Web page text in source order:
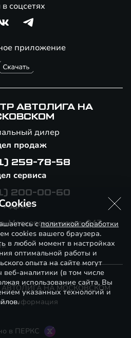
приложение
соцсетях
АВТОЛИГА НА
дилер
продаж
259-78-58
сервиса
200-00-60
Адрес
Московское шоссе, 247
АВТОЛИГА НА МОСКОВСКОМ
информация
в ПЕРКС
сполитикой обработки
cookies вашего браузера.
в любой момент в настройках
оптимальной работы и
опыта на сайте могут
веб-аналитики (в том числе
использование сайта, Вы
указанных технологий и